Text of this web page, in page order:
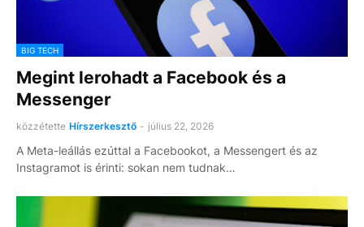
BIG TECH
Megint lerohadt a Facebook és a
Messenger
közzétette Hírszerkesztő - július 22, 2026
A Meta-leállás ezúttal a Facebookot, a Messengert és az
Instagramot is érinti: sokan nem tudnak…